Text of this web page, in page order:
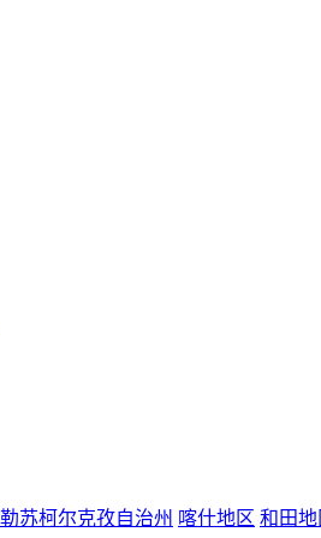
苏柯尔克孜自治州 喀什地区 和田地